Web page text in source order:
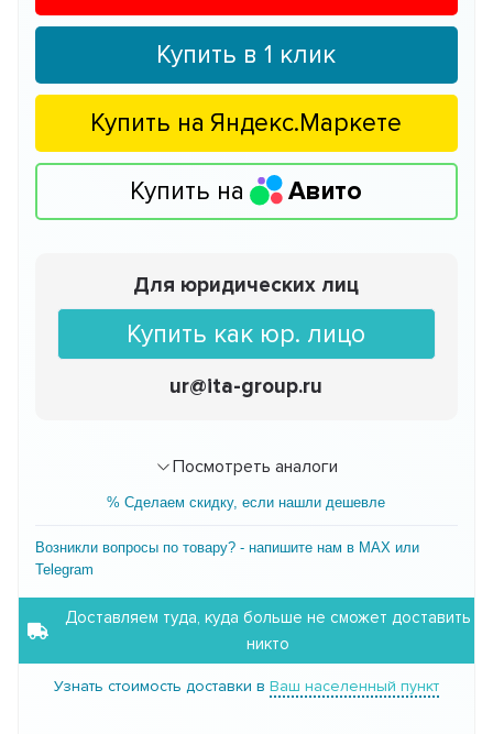
Купить в 1 клик
Купить на Яндекс.Маркете
Купить на Авито
Для юридических лиц
Купить как юр. лицо
ur@ita-group.ru
Посмотреть аналоги
% Сделаем скидку, если нашли дешевле
Возникли вопросы по товару? - напишите нам в MAX или
Telegram
Доставляем туда, куда больше не сможет доставить
никто
Узнать стоимость доставки в Ваш населенный пункт